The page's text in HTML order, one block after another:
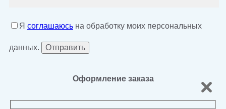
Я соглашаюсь на обработку моих персональных
данных.
Оформление заказа